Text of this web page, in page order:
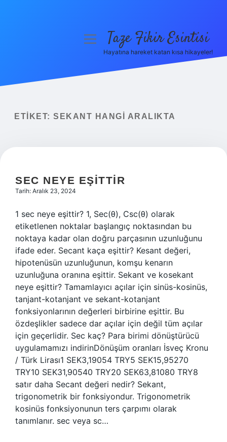
Yasal Uyarı
menüyüTaze Fikir Esintisi
Hayatına hareket katan kısa hikayeler!
ETIKET: SEKANT HANGI ARALIKTA
SEC NEYE EŞITTIR
Tarih: Aralık 23, 2024
1 sec neye eşittir? 1, Sec(θ), Csc(θ) olarak
etiketlenen noktalar başlangıç ​​noktasından bu
noktaya kadar olan doğru parçasının uzunluğunu
ifade eder. Secant kaça eşittir? Kesant değeri,
hipotenüsün uzunluğunun, komşu kenarın
uzunluğuna oranına eşittir. Sekant ve kosekant
neye eşittir? Tamamlayıcı açılar için sinüs-kosinüs,
tanjant-kotanjant ve sekant-kotanjant
fonksiyonlarının değerleri birbirine eşittir. Bu
özdeşlikler sadece dar açılar için değil tüm açılar
için geçerlidir. Sec kaç? Para birimi dönüştürücü
uygulamamızı indirinDönüşüm oranları İsveç Kronu
/ Türk Lirası1 SEK3,19054 TRY5 SEK15,95270
TRY10 SEK31,90540 TRY20 SEK63,81080 TRY8
satır daha Secant değeri nedir? Sekant,
trigonometrik bir fonksiyondur. Trigonometrik
kosinüs fonksiyonunun ters çarpımı olarak
tanımlanır. sec veya sc…